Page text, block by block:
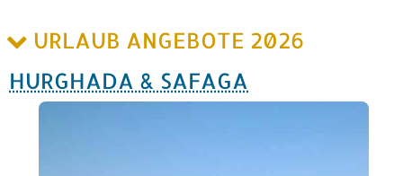
URLAUB ANGEBOTE 2026
HURGHADA & SAFAGA